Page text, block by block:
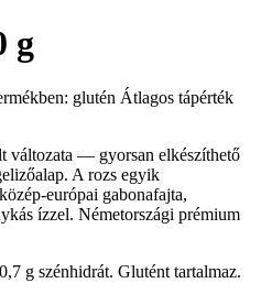
g
glutén Átlagos tápérték
változata — gyorsan elkészíthető
A rozs egyik
európai gabonafajta,
ízzel. Németországi prémium
g szénhidrát. Glutént tartalmaz.